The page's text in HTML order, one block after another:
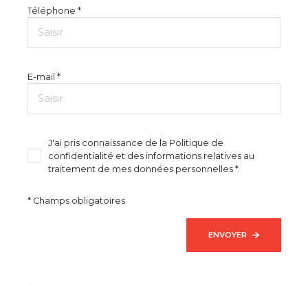
Téléphone *
E-mail *
J'ai pris connaissance de la Politique de
confidentialité et des informations relatives au
traitement de mes données personnelles *
* Champs obligatoires
ENVOYER